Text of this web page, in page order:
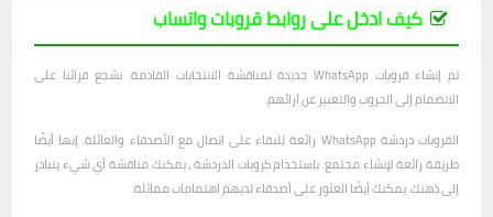
كيف ادخل على روابط قروبات واتساب
تم إنشاء قروبات WhatsApp جديدة لمناقشة الانتخابات القادمة. نشجع قرائنا على
الانضمام إلى الجروب والتعبير عن آرائهم.
القروبات دردشة WhatsApp رائعة للبقاء على اتصال مع الأصدقاء والعائلة. إنها أيضًا
طريقة رائعة لإنشاء مجتمع. باستخدام كروبات الدردشة ، يمكنك مناقشة أي شيء يتبادر
إلى ذهنك. يمكنك أيضًا العثور على أصدقاء لديهم اهتمامات مماثلة.